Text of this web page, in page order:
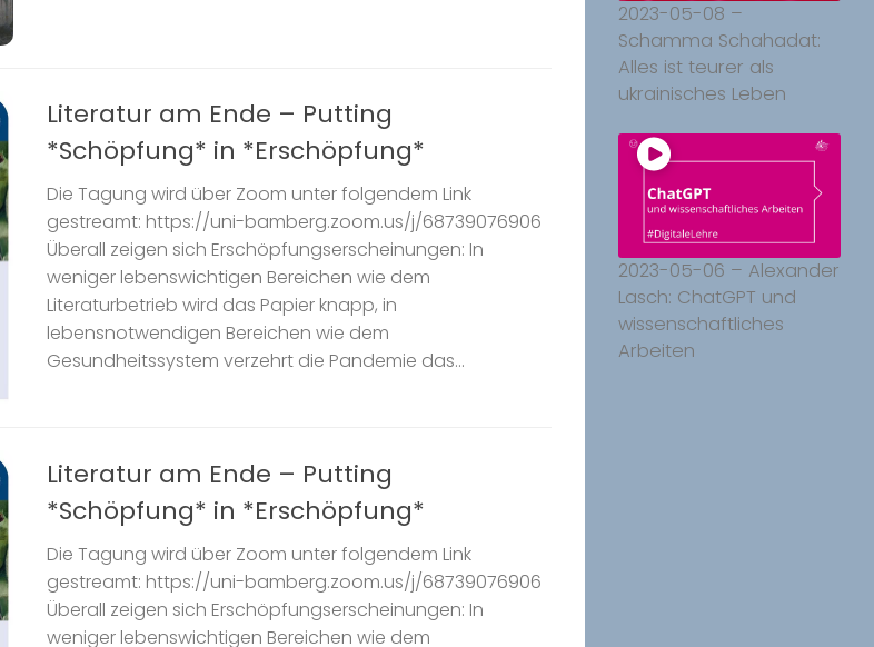
Literatur am Ende – Putting
*Schöpfung* in *Erschöpfung*
Die Tagung wird über Zoom unter folgendem Link
gestreamt: https://uni-bamberg.zoom.us/j/68739076906
Überall zeigen sich Erschöpfungserscheinungen: In
weniger lebenswichtigen Bereichen wie dem
Literaturbetrieb wird das Papier knapp, in
lebensnotwendigen Bereichen wie dem
Gesundheitssystem verzehrt die Pandemie das...
Literatur am Ende – Putting
*Schöpfung* in *Erschöpfung*
Die Tagung wird über Zoom unter folgendem Link
gestreamt: https://uni-bamberg.zoom.us/j/68739076906
Überall zeigen sich Erschöpfungserscheinungen: In
weniger lebenswichtigen Bereichen wie dem
2023-05-08 –
Schamma Schahadat:
Alles ist teurer als
ukrainisches Leben
2023-05-06 – Alexander
Lasch: ChatGPT und
wissenschaftliches
Arbeiten